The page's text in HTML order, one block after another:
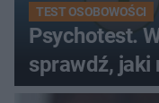
TEST OSOBOWOŚCI
Psychotest.
sprawdź, jaki